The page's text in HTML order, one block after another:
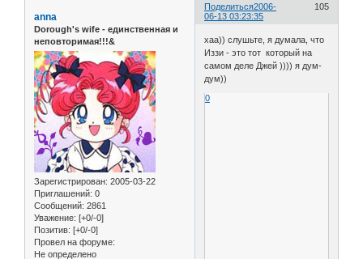
Поделиться 105
2006-
06-13 03:23:35
anna
Dorough's wife - единственная и
неповторимая!!!&
Зарегистрирован: 2005-03-22
Приглашений: 0
Сообщений: 2861
Уважение: [+0/-0]
Позитив: [+0/-0]
Провел на форуме:
Не определено
хаа)) слушьте, я думала, что
Иззи - это тот который на
самом деле Джей )))) я дум-
дум))
0